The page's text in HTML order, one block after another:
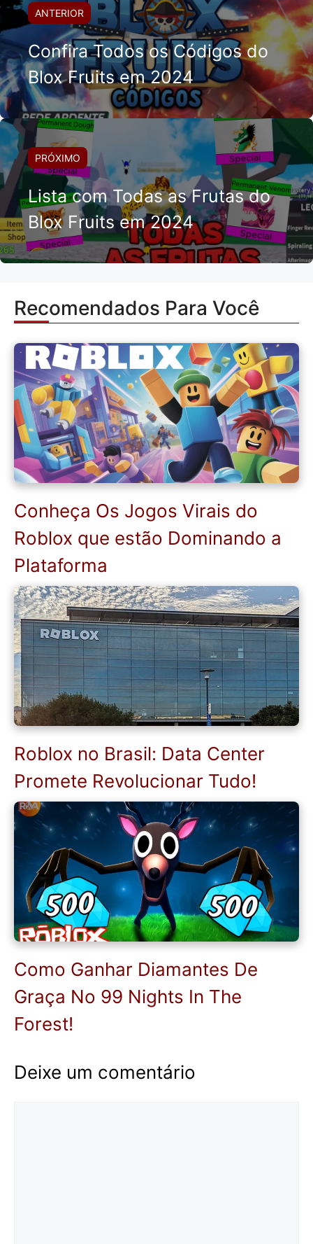
ANTERIOR
Confira Todos os Códigos do
Blox Fruits em 2024
PRÓXIMO
Lista com Todas as Frutas do
Blox Fruits em 2024
Recomendados Para Você
Conheça Os Jogos Virais do
Roblox que estão Dominando a
Plataforma
Roblox no Brasil: Data Center
Promete Revolucionar Tudo!
Como Ganhar Diamantes De
Graça No 99 Nights In The
Forest!
Deixe um comentário